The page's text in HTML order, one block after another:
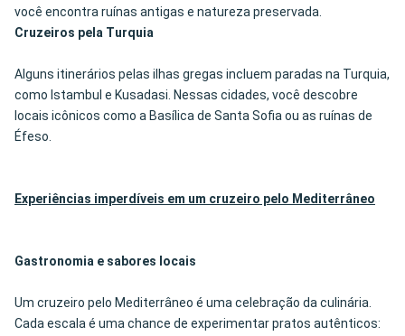
você encontra ruínas antigas e natureza preservada.
Cruzeiros pela Turquia
Alguns itinerários pelas ilhas gregas incluem paradas na Turquia,
como Istambul e Kusadasi. Nessas cidades, você descobre
locais icônicos como a Basílica de Santa Sofia ou as ruínas de
Éfeso.
Experiências imperdíveis em um cruzeiro pelo Mediterrâneo
Gastronomia e sabores locais
Um cruzeiro pelo Mediterrâneo é uma celebração da culinária.
Cada escala é uma chance de experimentar pratos autênticos: